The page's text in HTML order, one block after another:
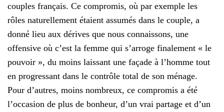
couples français. Ce compromis, où par exemple les
rôles naturellement étaient assumés dans le couple, a
donné lieu aux dérives que nous connaissons, une
offensive où c’est la femme qui s’arroge finalement « le
pouvoir », du moins laissant une façade à l’homme tout
en progressant dans le contrôle total de son ménage.
Pour d’autres, moins nombreux, ce compromis a été
l’occasion de plus de bonheur, d’un vrai partage et d’un